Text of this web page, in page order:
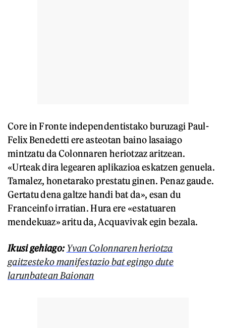
Core in Fronte independentistako buruzagi Paul-
Felix Benedetti ere asteotan baino lasaiago
mintzatu da Colonnaren heriotzaz aritzean.
«Urteak dira legearen aplikazioa eskatzen genuela.
Tamalez, honetarako prestatu ginen. Penaz gaude.
Gertatu dena galtze handi bat da», esan du
Franceinfo irratian. Hura ere «estatuaren
mendekuaz» aritu da, Acquavivak egin bezala.
Ikusi gehiago: Yvan Colonnaren heriotza
gaitzesteko manifestazio bat egingo dute
larunbatean Baionan